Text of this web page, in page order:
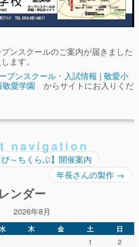
ンスクールのご案内が届きました
ます。
プンスクール・入試情報 | 敬愛小
愛学園 からサイトにお入りくだ
navigation
～ちくらぶ】開催案内
年長さんの製作 →
ンダー
2026年8月
木 金 土 日
1
2